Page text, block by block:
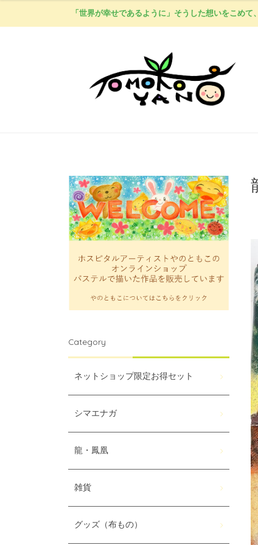
「世界が幸せであるように」そうした想いをこめて
Category
ネットショップ限定お得セット
シマエナガ
龍・鳳凰
雑貨
グッズ（布もの）